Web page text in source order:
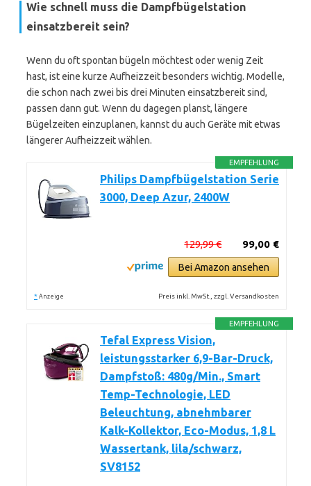
Wie schnell muss die Dampfbügelstation
einsatzbereit sein?
Wenn du oft spontan bügeln möchtest oder wenig Zeit
hast, ist eine kurze Aufheizzeit besonders wichtig. Modelle,
die schon nach zwei bis drei Minuten einsatzbereit sind,
passen dann gut. Wenn du dagegen planst, längere
Bügelzeiten einzuplanen, kannst du auch Geräte mit etwas
längerer Aufheizzeit wählen.
EMPFEHLUNG
Philips Dampfbügelstation Serie
3000, Deep Azur, 2400W
99,00 €
129,99 €
Bei Amazon ansehen
* Anzeige Preis inkl. MwSt., zzgl. Versandkosten
EMPFEHLUNG
Tefal Express Vision,
leistungsstarker 6,9-Bar-Druck,
Dampfstoß: 480g/Min., Smart
Temp-Technologie, LED
Beleuchtung, abnehmbarer
Kalk-Kollektor, Eco-Modus, 1,8 L
Wassertank, lila/schwarz,
SV8152